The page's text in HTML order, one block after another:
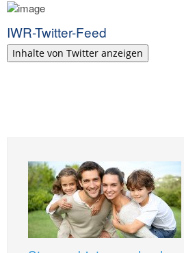
IWR-Twitter-Feed
Inhalte von Twitter anzeigen